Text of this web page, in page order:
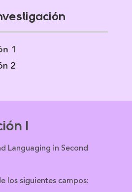
1
2
1
Languaging in Second
los siguientes campos: